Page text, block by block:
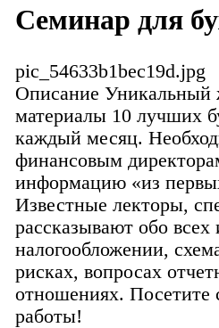
Семинар для
pic_54633b1bec19d.jpg
Описание Уникальный
материалы 10 лучших
каждый месяц.
финансовым
информацию «из
Известные лекторы,
рассказывают обо всех
налогообложении,
рисках, вопросах
отношениях. Посетите
работы!